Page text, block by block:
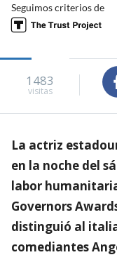
Seguimos criterios de
1483
visitas
La actriz
en la noche del
labor
Governors
distinguió al
comediantes